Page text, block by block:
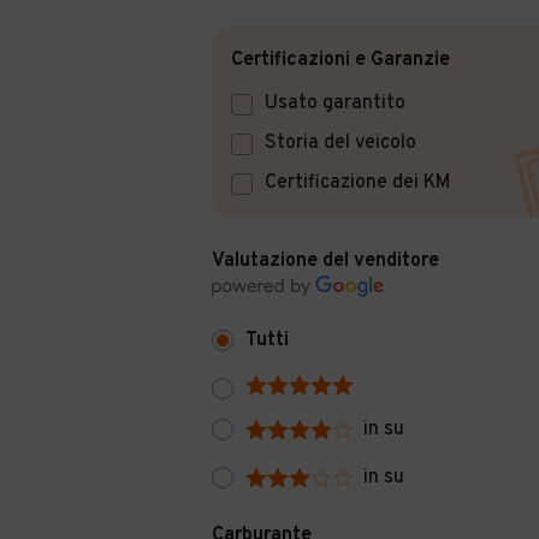
Certificazioni e Garanzie
Usato garantito
Storia del veicolo
Certificazione dei KM
Valutazione del venditore
Tutti
in su
in su